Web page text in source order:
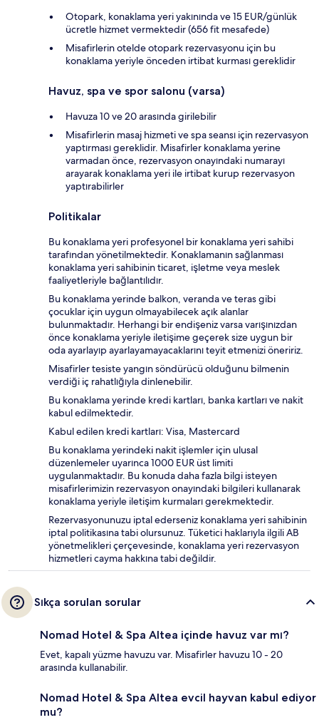
Otopark, konaklama yeri yakınında ve 15 EUR/günlük
ücretle hizmet vermektedir (656 fit mesafede)
Misafirlerin otelde otopark rezervasyonu için bu
konaklama yeriyle önceden irtibat kurması gereklidir
Havuz, spa ve spor salonu (varsa)
Havuza 10 ve 20 arasında girilebilir
Misafirlerin masaj hizmeti ve spa seansı için rezervasyon
yaptırması gereklidir. Misafirler konaklama yerine
varmadan önce, rezervasyon onayındaki numarayı
arayarak konaklama yeri ile irtibat kurup rezervasyon
yaptırabilirler
Politikalar
Bu konaklama yeri profesyonel bir konaklama yeri sahibi
tarafından yönetilmektedir. Konaklamanın sağlanması
konaklama yeri sahibinin ticaret, işletme veya meslek
faaliyetleriyle bağlantılıdır.
Bu konaklama yerinde balkon, veranda ve teras gibi
çocuklar için uygun olmayabilecek açık alanlar
bulunmaktadır. Herhangi bir endişeniz varsa varışınızdan
önce konaklama yeriyle iletişime geçerek size uygun bir
oda ayarlayıp ayarlayamayacaklarını teyit etmenizi öneririz.
Misafirler tesiste yangın söndürücü olduğunu bilmenin
verdiği iç rahatlığıyla dinlenebilir.
Bu konaklama yerinde kredi kartları, banka kartları ve nakit
kabul edilmektedir.
Kabul edilen kredi kartları: Visa, Mastercard
Bu konaklama yerindeki nakit işlemler için ulusal
düzenlemeler uyarınca 1000 EUR üst limiti
uygulanmaktadır. Bu konuda daha fazla bilgi isteyen
misafirlerimizin rezervasyon onayındaki bilgileri kullanarak
konaklama yeriyle iletişim kurmaları gerekmektedir.
Rezervasyonunuzu iptal ederseniz konaklama yeri sahibinin
iptal politikasına tabi olursunuz. Tüketici haklarıyla ilgili AB
yönetmelikleri çerçevesinde, konaklama yeri rezervasyon
hizmetleri cayma hakkına tabi değildir.
Sıkça sorulan sorular
Nomad Hotel & Spa Altea içinde havuz var mı?
Evet, kapalı yüzme havuzu var. Misafirler havuzu 10 - 20
arasında kullanabilir.
Nomad Hotel & Spa Altea evcil hayvan kabul ediyor
mu?